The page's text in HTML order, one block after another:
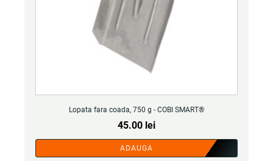
Lopata fara coada, 750 g - COBI SMART®
45.00 lei
ADAUGA